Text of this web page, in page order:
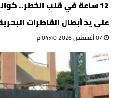
12 ساعة في قلب الخطر..
على يد أبطال القاطرات